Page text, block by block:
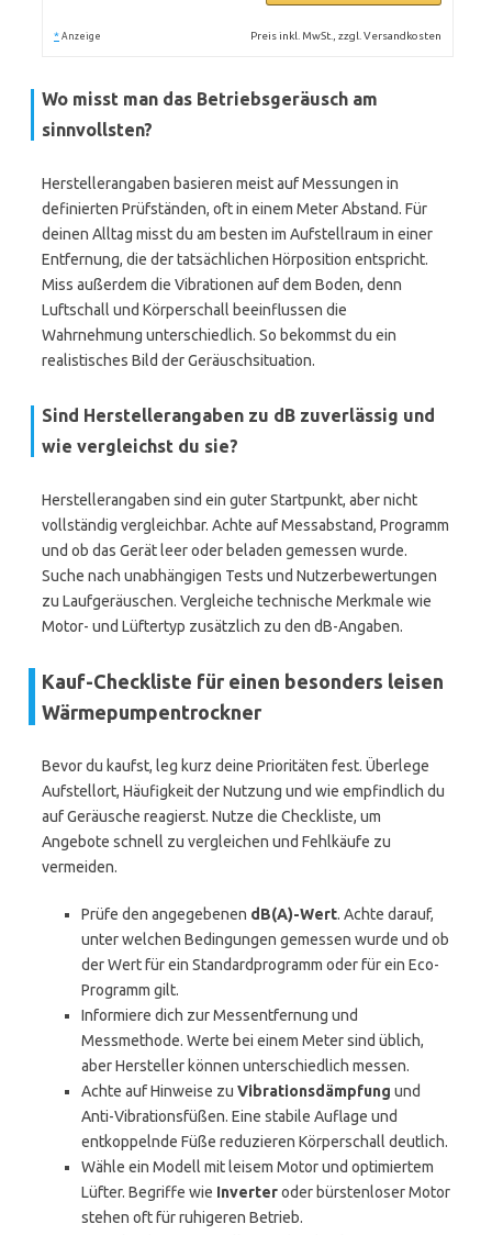
* Anzeige Preis inkl. MwSt., zzgl. Versandkosten
Wo misst man das Betriebsgeräusch am
sinnvollsten?
Herstellerangaben basieren meist auf Messungen in
definierten Prüfständen, oft in einem Meter Abstand. Für
deinen Alltag misst du am besten im Aufstellraum in einer
Entfernung, die der tatsächlichen Hörposition entspricht.
Miss außerdem die Vibrationen auf dem Boden, denn
Luftschall und Körperschall beeinflussen die
Wahrnehmung unterschiedlich. So bekommst du ein
realistisches Bild der Geräuschsituation.
Sind Herstellerangaben zu dB zuverlässig und
wie vergleichst du sie?
Herstellerangaben sind ein guter Startpunkt, aber nicht
vollständig vergleichbar. Achte auf Messabstand, Programm
und ob das Gerät leer oder beladen gemessen wurde.
Suche nach unabhängigen Tests und Nutzerbewertungen
zu Laufgeräuschen. Vergleiche technische Merkmale wie
Motor- und Lüftertyp zusätzlich zu den dB-Angaben.
Kauf-Checkliste für einen besonders leisen
Wärmepumpentrockner
Bevor du kaufst, leg kurz deine Prioritäten fest. Überlege
Aufstellort, Häufigkeit der Nutzung und wie empfindlich du
auf Geräusche reagierst. Nutze die Checkliste, um
Angebote schnell zu vergleichen und Fehlkäufe zu
vermeiden.
Prüfe den angegebenen dB(A)-Wert. Achte darauf,
unter welchen Bedingungen gemessen wurde und ob
der Wert für ein Standardprogramm oder für ein Eco-
Programm gilt.
Informiere dich zur Messentfernung und
Messmethode. Werte bei einem Meter sind üblich,
aber Hersteller können unterschiedlich messen.
Achte auf Hinweise zu Vibrationsdämpfung und
Anti-Vibrationsfüßen. Eine stabile Auflage und
entkoppelnde Füße reduzieren Körperschall deutlich.
Wähle ein Modell mit leisem Motor und optimiertem
Lüfter. Begriffe wie Inverteroder bürstenloser Motor
stehen oft für ruhigeren Betrieb.